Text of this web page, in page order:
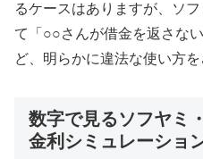
るケースはありますが、ソ
て「○○さんが借金を返さな
ど、明らかに違法な使い方を
数字で見るソフヤミ
金利シミュレーショ